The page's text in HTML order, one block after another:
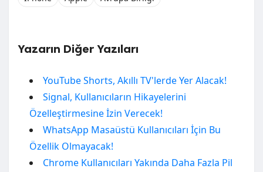
Yazarın Diğer Yazıları
YouTube Shorts, Akıllı TV'lerde Yer Alacak!
Signal, Kullanıcıların Hikayelerini
Özelleştirmesine İzin Verecek!
WhatsApp Masaüstü Kullanıcıları İçin Bu
Özellik Olmayacak!
Chrome Kullanıcıları Yakında Daha Fazla Pil